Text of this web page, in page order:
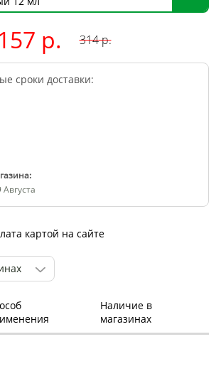
157 р. 314р.
сроки доставки:
Августа
картой на сайте
Наличие в
магазинах